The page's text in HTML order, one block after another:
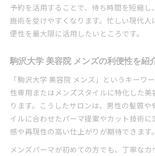
予約を活用することで、待ち時間を短縮し
施術を受けやすくなります。忙しい現代人
便性を最大限に活用したいところです。
駒沢大学 美容院 メンズの利便性を紹
「駒沢大学 美容院 メンズ」というキーワ
性専用またはメンズスタイルに特化した美
ります。こうしたサロンは、男性の髪質や
イルに合わせたパーマ提案やカット技術に
感や再現性の高い仕上がりが期待できます。
メンズパーマが初めての方でも、丁寧な